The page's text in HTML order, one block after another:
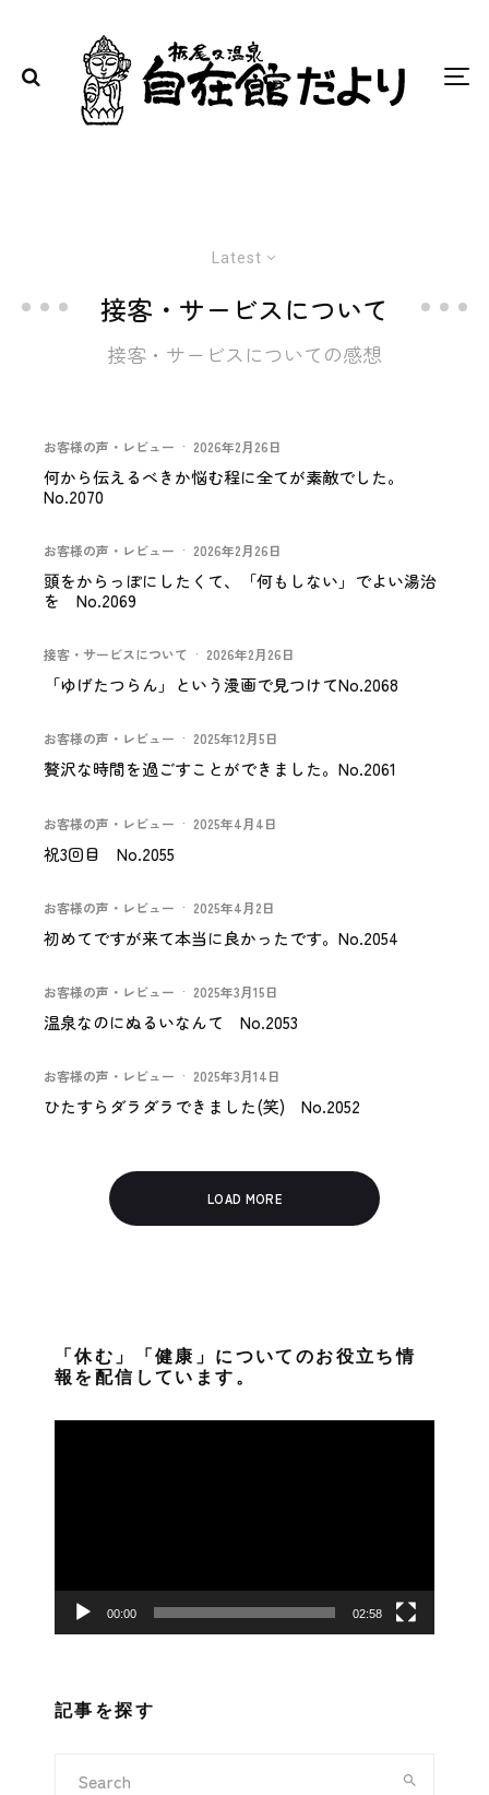
Latest
接客・サービスについて
接客・サービスについての感想
お客様の声・レビュー · 2026年2月26日
何から伝えるべきか悩む程に全てが素敵でした。
No.2070
お客様の声・レビュー · 2026年2月26日
頭をからっぽにしたくて、「何もしない」でよい湯治
を No.2069
接客・サービスについて · 2026年2月26日
「ゆげたつらん」という漫画で見つけてNo.2068
お客様の声・レビュー · 2025年12月5日
贅沢な時間を過ごすことができました。No.2061
お客様の声・レビュー · 2025年4月4日
祝3回目 No.2055
お客様の声・レビュー · 2025年4月2日
初めてですが来て本当に良かったです。No.2054
お客様の声・レビュー · 2025年3月15日
温泉なのにぬるいなんて No.2053
お客様の声・レビュー · 2025年3月14日
ひたすらダラダラできました(笑) No.2052
LOAD MORE
「休む」「健康」についてのお役立ち情
報を配信しています。
ー
00:00 02:58
記事を探す